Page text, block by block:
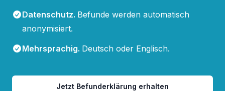
Datenschutz. Befunde werden automatisch
anonymisiert.
Mehrsprachig. Deutsch oder Englisch.
Jetzt Befunderklärung erhalten